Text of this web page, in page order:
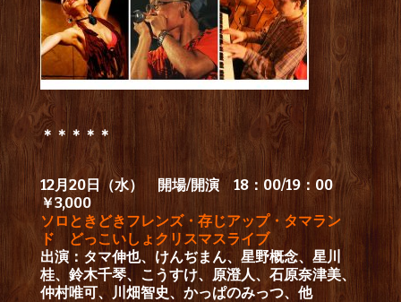
＊＊＊＊＊
12月20日（水） 開場/開演 18：00/19：00
￥3,000
ソロときどきフレンズ・存じアップ・タマラン
ド どっこいしょクリスマスライブ
出演：タマ伸也、けんぢまん、星野概念、星川
桂、鈴木千琴、こうすけ、原澄人、石原奈津美、
仲村唯可、川畑智史、かっぱのみっつ、他